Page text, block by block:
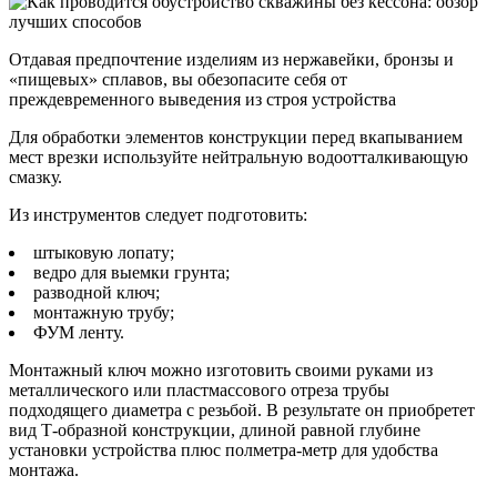
Отдавая предпочтение изделиям из нержавейки, бронзы и
«пищевых» сплавов, вы обезопасите себя от
преждевременного выведения из строя устройства
Для обработки элементов конструкции перед вкапыванием
мест врезки используйте нейтральную водоотталкивающую
смазку.
Из инструментов следует подготовить:
штыковую лопату;
ведро для выемки грунта;
разводной ключ;
монтажную трубу;
ФУМ ленту.
Монтажный ключ можно изготовить своими руками из
металлического или пластмассового отреза трубы
подходящего диаметра с резьбой. В результате он приобретет
вид Т-образной конструкции, длиной равной глубине
установки устройства плюс полметра-метр для удобства
монтажа.